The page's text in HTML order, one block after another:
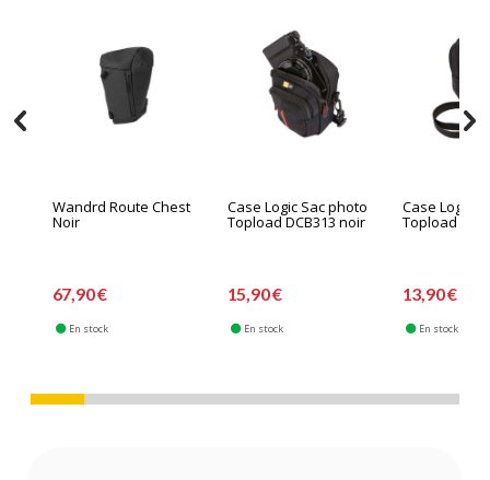
Wandrd Route Chest
Noir
67,90 €
En stock
Case Logic Sac photo
Topload DCB313 noir
15,90 €
En stock
Case Logic
Topload
13,90 €
En stock